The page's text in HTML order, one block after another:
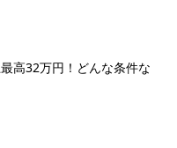
高32万円！どんな条件な